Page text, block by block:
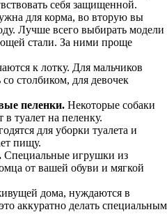
себя защищенной.
для корма, во вторую вы
Лучше всего выбирать модели
стали. За ними проще
к лотку. Для мальчиков
столбиком, для девочек
пеленки. Некоторые собаки
в туалет на пеленку.
для уборки туалета и
пищу.
Специальные игрушки из
от вашей обуви и мягкой
дома, нуждаются в
аккуратно делать специальным